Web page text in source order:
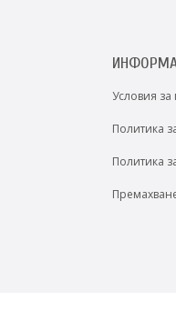
Условия за
Политика
Политика